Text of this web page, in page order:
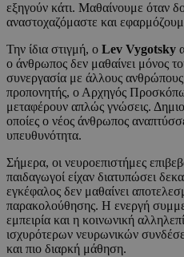
εξηγούν κάτι. Μαθαίνουμε όταν
αναστοχαζόμαστε και
Την ίδια στιγμή, ο Lev Vygotsky
ο άνθρωπος δεν μαθαίνει μόνος
συνεργασία με άλλους
προπονητής, ο Αρχηγός
μεταφέρουν απλώς γνώσεις.
οποίες ο νέος άνθρωπος
υπευθυνότητα.
Σήμερα, οι νευροεπιστήμες
παιδαγωγοί είχαν διατυπώσει
εγκέφαλος δεν μαθαίνει
παρακολούθησης. Η ενεργή
εμπειρία και η κοινωνική
ισχυρότερων νευρωνικών
και πιο διαρκή μάθηση.